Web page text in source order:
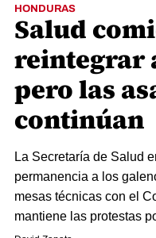
HONDURAS
Salud
reintegrar
pero las
continúan
La Secretaría de Salud
permanencia a los
mesas técnicas con el
mantiene las protestas